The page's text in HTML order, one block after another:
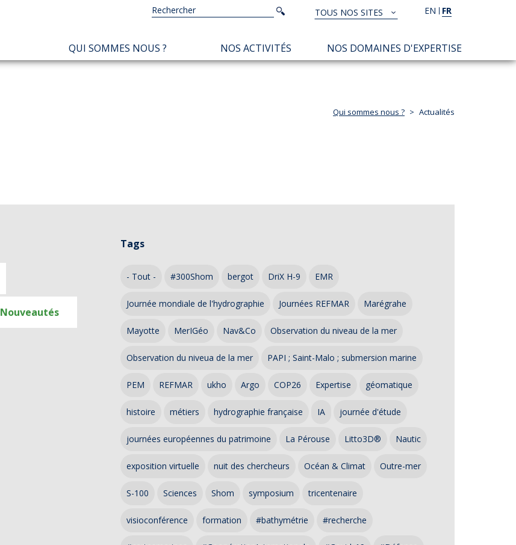
EN FR
TOUS
NOS
SITES
TOUS NOS SITES
Rechercher
Rechercher
NAVIGATION
PRINCIPALE
QUI SOMMES NOUS ? NOS ACTIVITÉS NOS DOMAINES D'EXPERTISE
Qui sommes nous ? Actualités
Nouveautés
Tags
- Tout - #300Shom bergot DriX H-9 EMR
Journée mondiale de l'hydrographie Journées REFMAR Marégrahe
Mayotte MerIGéo Nav&Co Observation du niveau de la mer
Observation du niveua de la mer PAPI ; Saint-Malo ; submersion marine
PEM REFMAR ukho Argo COP26 Expertise géomatique
histoire métiers hydrographie française IA journée d'étude
journées européennes du patrimoine La Pérouse Litto3D® Nautic
exposition virtuelle nuit des chercheurs Océan & Climat Outre-mer
S-100 Sciences Shom symposium tricentenaire
visioconférence formation #bathymétrie #recherche